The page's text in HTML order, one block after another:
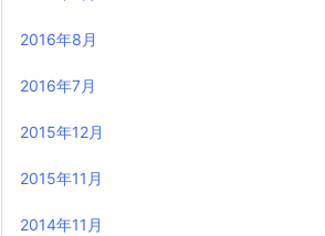
2016年8月
2016年7月
2015年12月
2015年11月
2014年11月